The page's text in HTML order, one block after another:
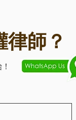
律師？